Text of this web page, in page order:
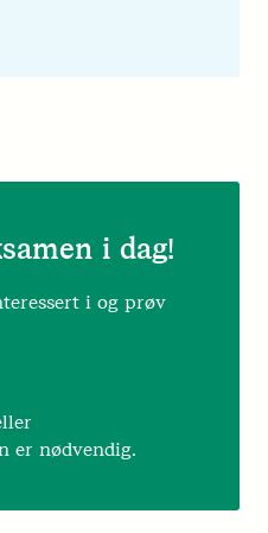
i dag!
i og prøv
er nødvendig.